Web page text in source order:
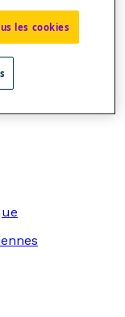
les cookies